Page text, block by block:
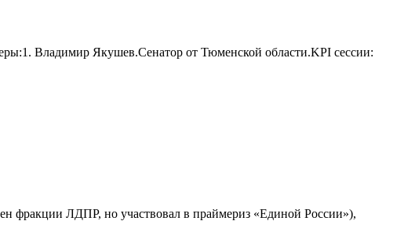
Владимир Якушев.Сенатор от Тюменской области.KPI сессии:
фракции ЛДПР, но участвовал в праймериз «Единой России»),